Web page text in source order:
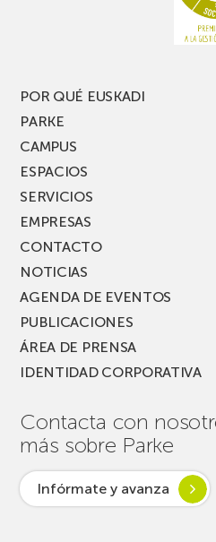
POR QUÉ EUSKADI
PARKE
CAMPUS
ESPACIOS
SERVICIOS
EMPRESAS
CONTACTO
NOTICIAS
AGENDA DE EVENTOS
PUBLICACIONES
ÁREA DE PRENSA
IDENTIDAD CORPORATIVA
Contacta con
más sobre Parke
Infórmate y avanza